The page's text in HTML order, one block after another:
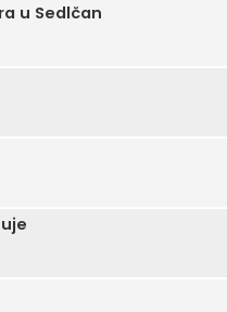
u Sedlčan